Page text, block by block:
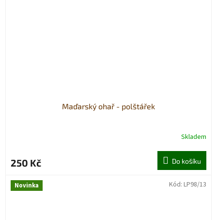
Maďarský ohař - polštářek
Skladem
250 Kč Do košíku
Novinka Kód: LP98/13